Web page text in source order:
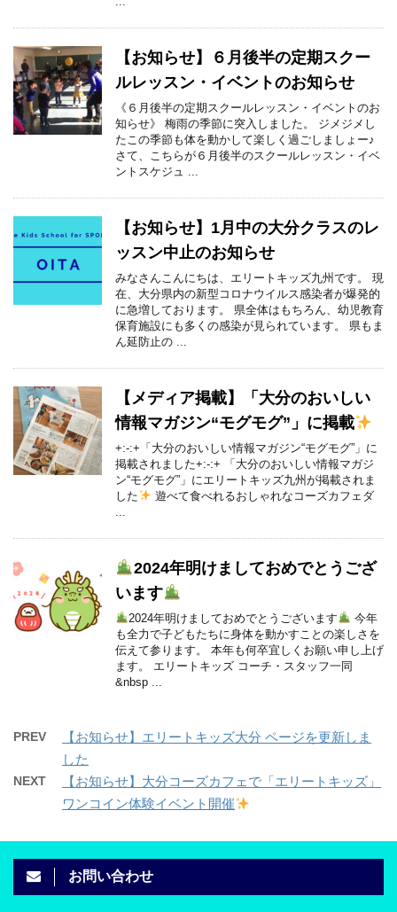
【お知らせ】６月後半の定期スクー
ルレッスン・イベントのお知らせ
《６月後半の定期スクールレッスン・イベントのお
知らせ》 梅雨の季節に突入しました。 ジメジメし
たこの季節も体を動かして楽しく過ごしましょー♪
さて、こちらが６月後半のスクールレッスン・イベ
ントスケジュ ...
【お知らせ】1月中の大分クラスのレ
ッスン中止のお知らせ
みなさんこんにちは、エリートキッズ九州です。 現
在、大分県内の新型コロナウイルス感染者が爆発的
に急増しております。 県全体はもちろん、幼児教育
保育施設にも多くの感染が見られています。 県もま
ん延防止の ...
【メディア掲載】「大分のおいしい
情報マガジン“モグモグ”」に掲載
+:-:+「大分のおいしい情報マガジン“モグモグ”」に
掲載されました+:-:+ 「大分のおいしい情報マガジ
ン“モグモグ”」にエリートキッズ九州が掲載されま
した
遊べて食べれるおしゃれなコーズカフェダ
...
2024年明けましておめでとうござ
います
2024年明けましておめでとうございます
今年
も全力で子どもたちに身体を動かすことの楽しさを
伝えて参ります。 本年も何卒宜しくお願い申し上げ
ます。 エリートキッズ コーチ・スタッフ一同
&nbsp ...
PREV
【お知らせ】エリートキッズ大分 ページを更新しま
した
NEXT
【お知らせ】大分コーズカフェで「エリートキッズ」
ワンコイン体験イベント開催
お問い合わせ